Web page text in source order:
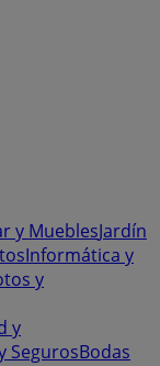
y MueblesJardín
Informática y
y
y
SegurosBodas